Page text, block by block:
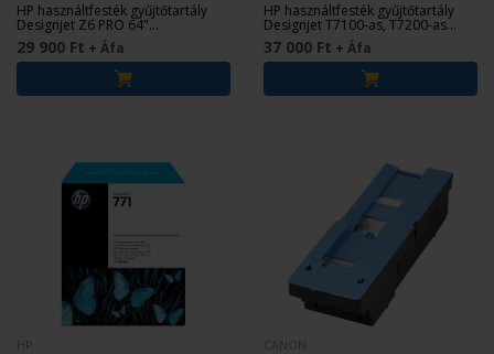
HP használtfesték gyűjtőtartály
Designjet Z6 PRO 64"
nyomtatókhoz.
29 900 Ft + Áfa
HP használtfesték gyűjtőtartály
Designjet T7100-as, T7200-as
nyomtatókhoz.
37 000 Ft + Áfa